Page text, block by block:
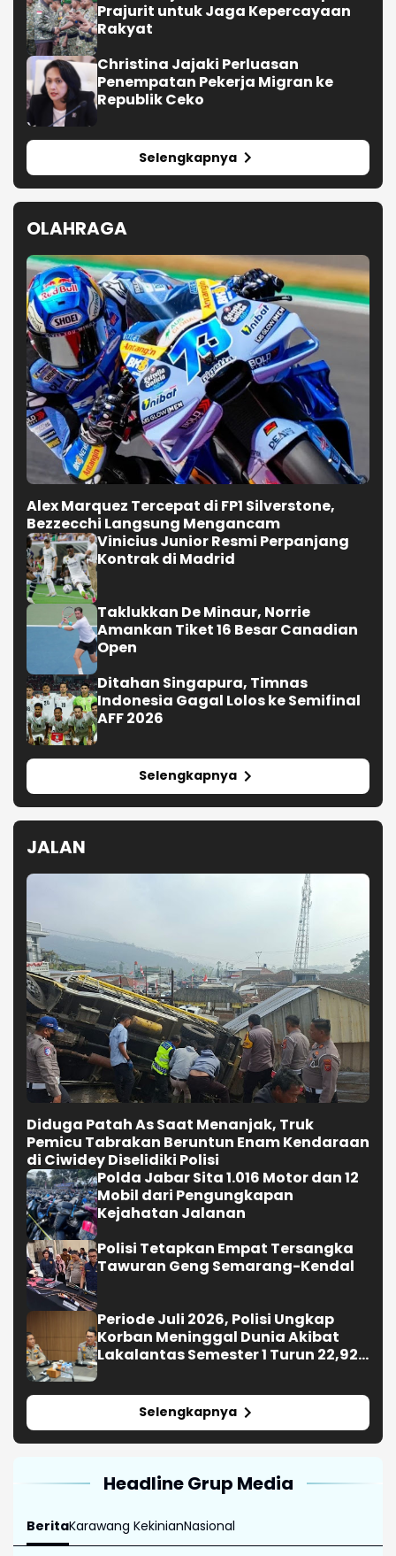
Prajurit untuk Jaga Kepercayaan
Rakyat
Christina Jajaki Perluasan
Penempatan Pekerja Migran ke
Republik Ceko
Selengkapnya
OLAHRAGA
Alex Marquez Tercepat di FP1 Silverstone,
Bezzecchi Langsung Mengancam
Vinicius Junior Resmi Perpanjang
Kontrak di Madrid
Taklukkan De Minaur, Norrie
Amankan Tiket 16 Besar Canadian
Open
Ditahan Singapura, Timnas
Indonesia Gagal Lolos ke Semifinal
AFF 2026
Selengkapnya
JALAN
Diduga Patah As Saat Menanjak, Truk
Pemicu Tabrakan Beruntun Enam Kendaraan
di Ciwidey Diselidiki Polisi
Polda Jabar Sita 1.016 Motor dan 12
Mobil dari Pengungkapan
Kejahatan Jalanan
Polisi Tetapkan Empat Tersangka
Tawuran Geng Semarang-Kendal
Periode Juli 2026, Polisi Ungkap
Korban Meninggal Dunia Akibat
Lakalantas Semester 1 Turun 22,92
Selengkapnya
Headline Grup Media
BeritaKarawang KekinianNasional